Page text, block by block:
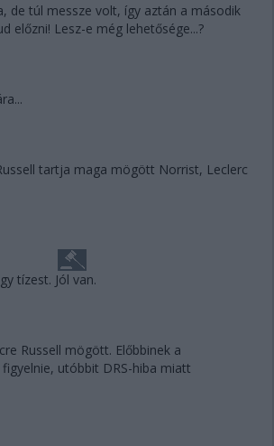
de túl messze volt, így aztán a második
előzni! Lesz-e még lehetősége...?
tartja maga mögött Norrist, Leclerc
tízest. Jól van.
Russell mögött. Előbbinek a
utóbbit DRS-hiba miatt